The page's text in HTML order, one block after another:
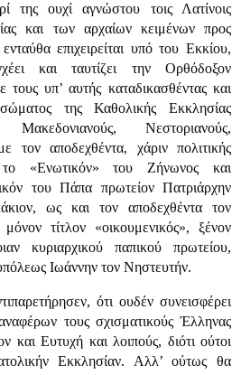
της ουχί αγνώστου τοις Λατίνοις
και των αρχαίων κειμένων προς
επιχειρείται υπό του Εκκίου,
και ταυτίζει την Ορθόδοξον
υπ’ αυτής καταδικασθέντας και
της Καθολικής Εκκλησίας
Μακεδονιανούς, Νεστοριανούς,
αποδεχθέντα, χάριν πολιτικής
το «Ενωτικόν» του Ζήνωνος και
του Πάπα πρωτείον Πατριάρχην
ως και τον αποδεχθέντα τον
τίτλον «οικουμενικός», ξένον
κυριαρχικού παπικού πρωτείου,
Ιωάννην τον Νηστευτήν.
ότι ουδέν συνεισφέρει
τους σχισματικούς Έλληνας
και Ευτυχή και λοιπούς, διότι ούτοι
Εκκλησίαν. Αλλ’ ούτως θα